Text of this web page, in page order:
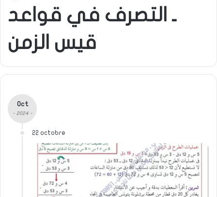
ـ التصرف في قواعد
قيس الزمن
Oct
- 2024 -
22 octobre